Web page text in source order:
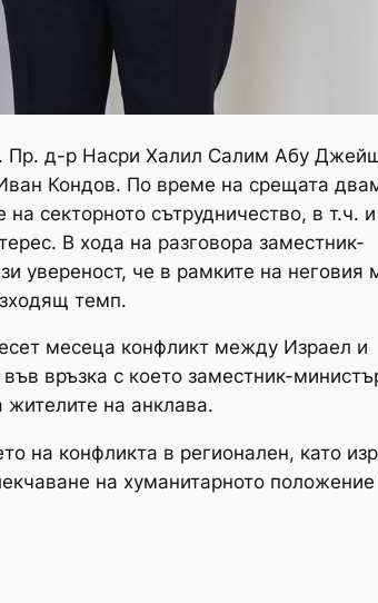
Пр. д-р Насри Халил Салим Абу
Кондов. По време на срещата
секторното сътрудничество, в т.ч. и
В хода на разговора заместник-
увереност, че в рамките на неговия
темп.
месеца конфликт между Израел и
връзка с което заместник-
жителите на анклава.
на конфликта в регионален, като
на хуманитарното положение